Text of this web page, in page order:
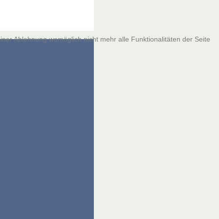
Ablehnung womöglich nicht mehr alle Funktionalitäten der Seite